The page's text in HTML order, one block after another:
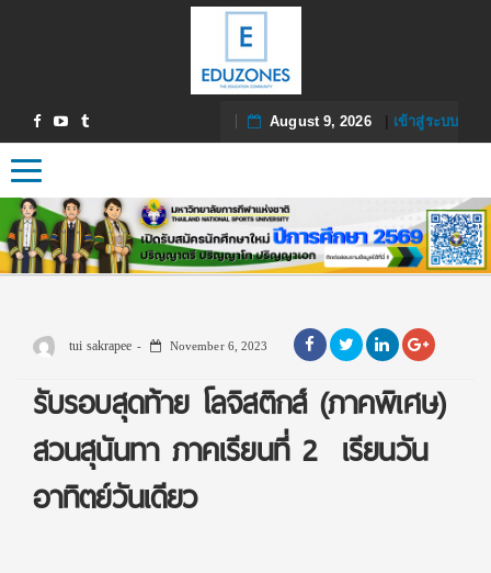
August 9, 2026| เข้าสู่ระบบ
Toggle navigation
tui sakrapee November 6, 2023
รับรอบสุดท้าย โลจิสติกส์ (ภาคพิเศษ)
สวนสุนันทา ภาคเรียนที่ 2 เรียนวัน
อาทิตย์วันเดียว